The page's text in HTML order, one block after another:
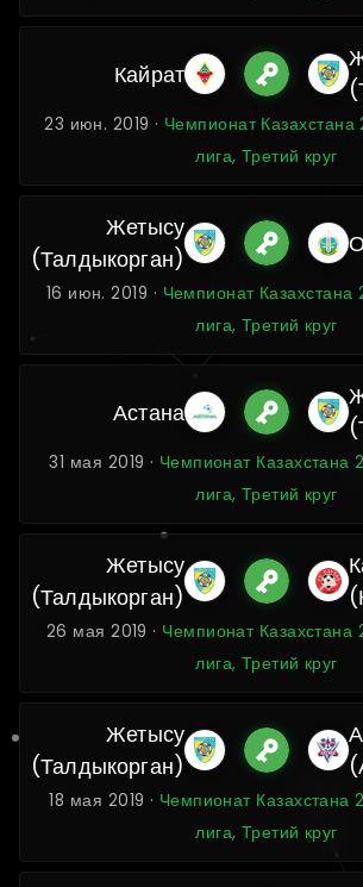
Кайрат
23 июн. 2019 · Чемпионат
лига, Третий круг
Жетысу
(Талдыкорган)
16 июн. 2019 · Чемпионат
лига, Третий круг
Астана
31 мая 2019 · Чемпионат Казахстана
лига, Третий круг
Жетысу
(Талдыкорган)
26 мая 2019 · Чемпионат Казахстана
лига, Третий круг
Жетысу
(Талдыкорган)
18 мая 2019 · Чемпионат Казахстана
лига, Третий круг